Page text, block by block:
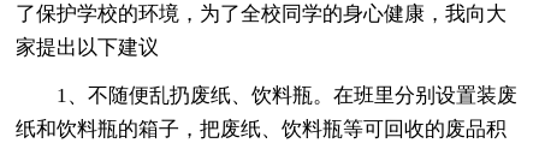
了保护学校的环境，为了全校同学的身心健康，我向大
家提出以下建议
1、不随便乱扔废纸、饮料瓶。在班里分别设置装废
纸和饮料瓶的箱子，把废纸、饮料瓶等可回收的废品积